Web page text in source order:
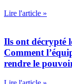
Lire l'article »
Ils ont décrypté
Comment
rendre le